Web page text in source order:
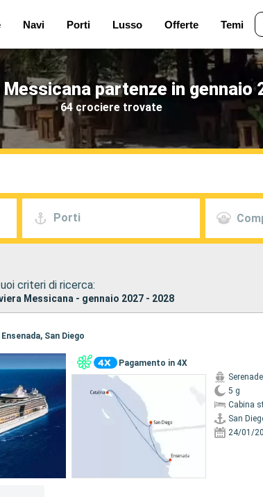
Navi Porti Lusso Offerte Temi
partenze in gennaio
64 crociere trovate
Porti
criteri di ricerca:
Messicana - gennaio 2027 - 2028
San Diego
Pagamento in 4X
5 g
Cabina
San
24/01/